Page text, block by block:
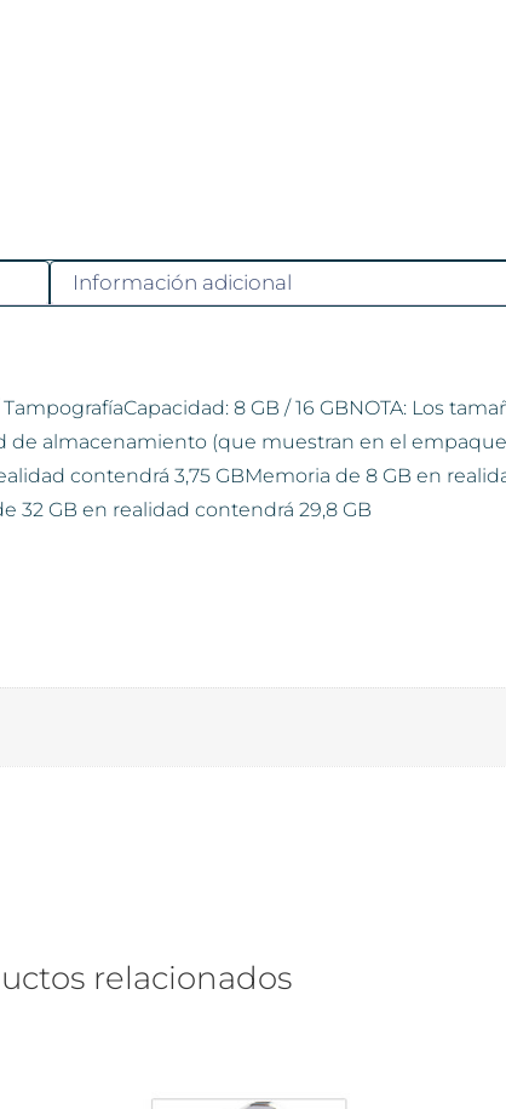
Información adicional
8 GB / 16 GBNOTA: Los
de almacenamiento (que muestran en el
contendrá 3,75 GBMemoria de 8 GB en
32 GB en realidad contendrá 29,8 GB
relacionados